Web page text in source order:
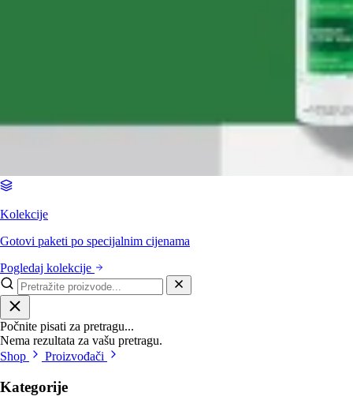
Kolekcije
Gotovi paketi po specijalnim cijenama
Pogledaj kolekcije
Počnite pisati za pretragu...
Nema rezultata za vašu pretragu.
Shop
Proizvođači
Kategorije